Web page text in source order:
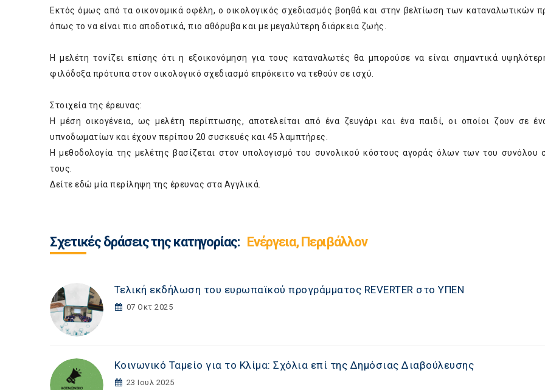
Εκτός όμως από τα οικονομικά οφέλη, ο οικολογικός σχεδιασμός βοηθά και στην βελτίωση των καταναλωτικών
όπως το να είναι πιο αποδοτικά, πιο αθόρυβα και με μεγαλύτερη διάρκεια ζωής.
Η μελέτη τονίζει επίσης ότι η εξοικονόμηση για τους καταναλωτές θα μπορούσε να είναι σημαντικά
φιλόδοξα πρότυπα στον οικολογικό σχεδιασμό επρόκειτο να τεθούν σε ισχύ.
Στοιχεία της έρευνας:
Η μέση οικογένεια, ως μελέτη περίπτωσης, αποτελείται από ένα ζευγάρι και ένα παιδί, οι οποίοι ζουν σε
υπνοδωματίων και έχουν περίπου 20 συσκευές και 45 λαμπτήρες.
Η μεθοδολογία της μελέτης βασίζεται στον υπολογισμό του συνολικού κόστους αγοράς όλων των του συνόλου
τους.
Δείτε εδώ μία περίληψη της έρευνας στα Αγγλικά.
Σχετικές δράσεις της κατηγορίας: Ενέργεια, Περιβάλλον
Τελική εκδήλωση του ευρωπαϊκού προγράμματος REVERTER στο ΥΠΕΝ
07 Οκτ 2025
Κοινωνικό Ταμείο για το Κλίμα: Σχόλια επί της Δημόσιας Διαβούλευσης
23 Ιουλ 2025